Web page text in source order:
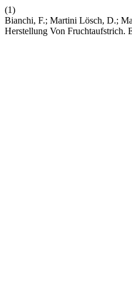
(1)
Bianchi, F.; Martini Lösch, D.;
Herstellung Von Fruchtaufstrich.